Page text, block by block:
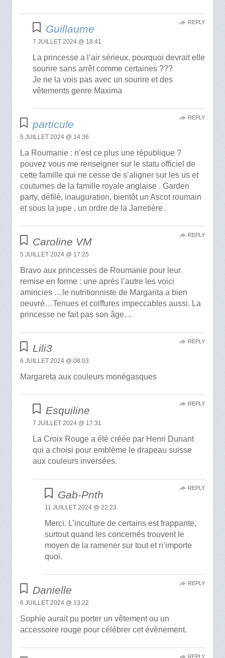
Guillaume
7 JUILLET 2024 @ 18:41
La princesse a l’air sérieux, pourquoi devrait elle
sourire sans arrêt comme certaines ???
Je ne la vois pas avec un sourire et des
vêtements genre Maxima
REPLY
particule
5 JUILLET 2024 @ 14:36
La Roumanie : n’est ce plus une république ?
pouvez vous me renseigner sur le statu officiel de
cette famille qui ne cesse de s’aligner sur les us et
coutumes de la famille royale anglaise . Garden
party, défilé, inauguration, bientôt un Ascot roumain
et sous la jupe , un ordre de la Jarretière .
REPLY
Caroline VM
5 JUILLET 2024 @ 17:25
Bravo aux princesses de Roumanie pour leur
remise en forme : une après l’autre les voici
amincies …le nutritionniste de Margarita a bien
oeuvré…Tenues et coiffures impeccables aussi. La
princesse ne fait pas son âge…
REPLY
Lili3
6 JUILLET 2024 @ 08:03
Margareta aux couleurs monégasques
REPLY
Esquiline
7 JUILLET 2024 @ 17:31
La Croix Rouge a été créée par Henri Dunant
qui a choisi pour emblème le drapeau suisse
aux couleurs inversées.
REPLY
Gab-Pnth
11 JUILLET 2024 @ 22:23
Merci. L’inculture de certains est frappante,
surtout quand les concernés trouvent le
moyen de la ramener sur tout et n’importe
quoi.
REPLY
Danielle
6 JUILLET 2024 @ 13:22
Sophie aurait pu porter un vêtement ou un
accessoire rouge pour célébrer cet évènement.
REPLY
REPLY